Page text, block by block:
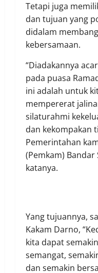
Tetapi juga
dan tujuan yang
didalam
kebersamaan.
“Diadakannya
pada puasa
ini adalah untuk
mempererat
silaturahmi
dan kekompakan
Pemerintahan
(Pemkam) Bandar
katanya.
Yang tujuannya,
Kakam Darno,
kita dapat semakin
semangat,
dan semakin